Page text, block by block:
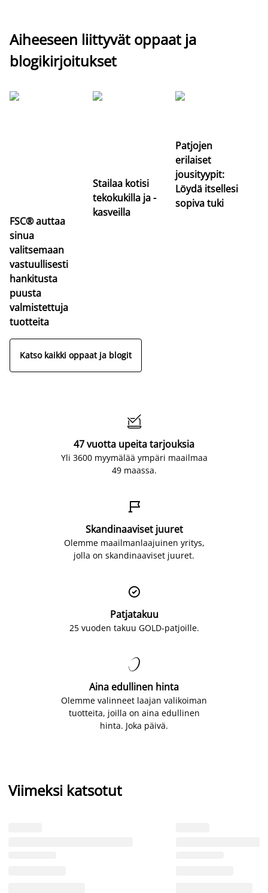
Aiheeseen liittyvät oppaat ja
blogikirjoitukset
FSC® auttaa
sinua
valitsemaan
vastuullisesti
hankitusta
puusta
valmistettuja
tuotteita
Stailaa kotisi
tekokukilla ja -
kasveilla
Patjojen
erilaiset
jousityypit:
Löydä itsellesi
sopiva tuki
Katso kaikki oppaat ja blogit

47 vuotta upeita tarjouksia
Yli 3600 myymälää ympäri maailmaa
49 maassa.

Skandinaaviset juuret
Olemme maailmanlaajuinen yritys,
jolla on skandinaaviset juuret.

Patjatakuu
25 vuoden takuu GOLD-patjoille.

Aina edullinen hinta
Olemme valinneet laajan valikoiman
tuotteita, joilla on aina edullinen
hinta. Joka päivä.
Viimeksi katsotut